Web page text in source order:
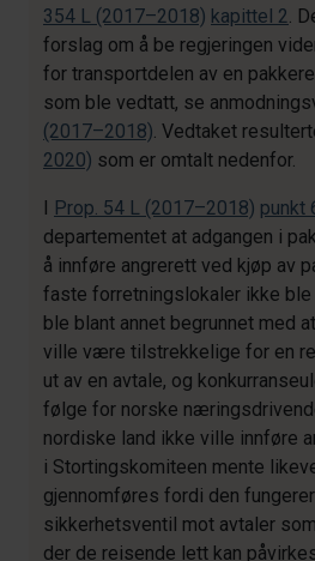
354 L (2017–2018) kapittel 2.
forslag om å be regjeringen
for transportdelen av en
som ble vedtatt, se
(2017–2018). Vedtaket
2020) som er omtalt nedenfor.
I Prop. 54 L (2017–2018) punkt
departementet at adgangen i
å innføre angrerett ved kjøp av
faste forretningslokaler ikke
ble blant annet begrunnet med
ville være tilstrekkelige for en
ut av en avtale, og
følge for norske
nordiske land ikke ville innføre
i Stortingskomiteen mente
gjennomføres fordi den
sikkerhetsventil mot avtaler
der de reisende lett kan